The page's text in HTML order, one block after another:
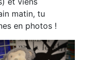
matin, tu
en photos !